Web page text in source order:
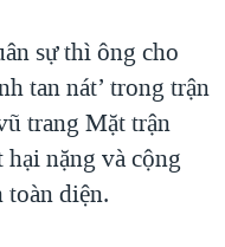
sự thì ông cho
tan nát’ trong trận
trang Mặt trận
nặng và cộng
toàn diện.